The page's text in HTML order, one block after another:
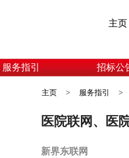
主页
服务指引 招标公
主页 > 服务指引 >